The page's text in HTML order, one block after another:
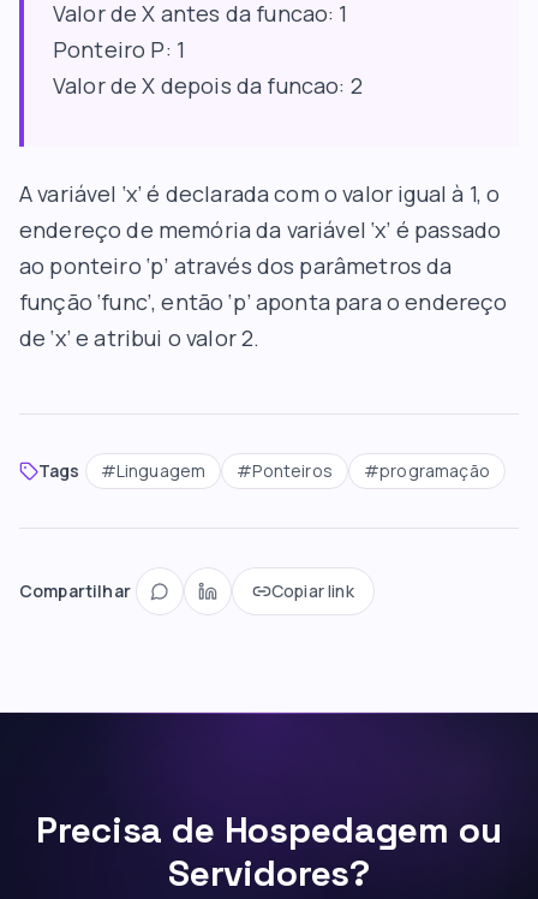
Valor de X antes da funcao: 1
Ponteiro P: 1
Valor de X depois da funcao: 2
A variável ‘x’ é declarada com o valor igual à 1, o
endereço de memória da variável ‘x’ é passado
ao ponteiro ‘p’ através dos parâmetros da
função ‘func’, então ‘p’ aponta para o endereço
de ‘x’ e atribui o valor 2.
Tags #Linguagem #Ponteiros #programação
Compartilhar Copiar link
Precisa de Hospedagem ou
Servidores?